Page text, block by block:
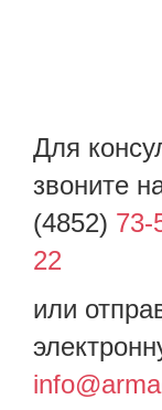
Для
звоните
(4852) 73-
22
или